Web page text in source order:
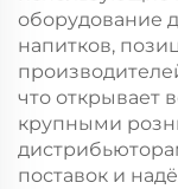
оборудование
напитков,
что открывает
крупными
поставок и